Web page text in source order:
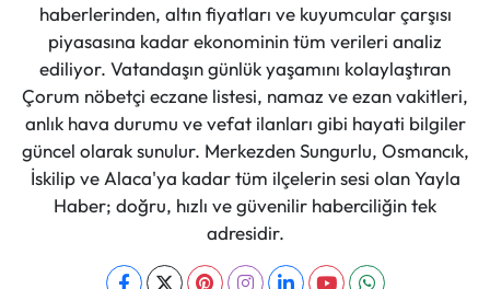
haberlerinden, altın fiyatları ve kuyumcular çarşısı
piyasasına kadar ekonominin tüm verileri analiz
ediliyor. Vatandaşın günlük yaşamını kolaylaştıran
Çorum nöbetçi eczane listesi, namaz ve ezan vakitleri,
anlık hava durumu ve vefat ilanları gibi hayati bilgiler
güncel olarak sunulur. Merkezden Sungurlu, Osmancık,
İskilip ve Alaca'ya kadar tüm ilçelerin sesi olan Yayla
Haber; doğru, hızlı ve güvenilir haberciliğin tek
adresidir.